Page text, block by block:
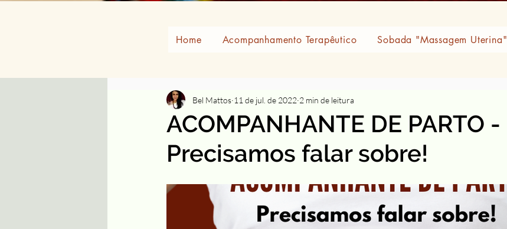
Home Acompanhamento Terapêutico Sobada "Massagem Uterina"
ACOMPANHANTE DE PARTO -
Precisamos falar sobre!
Bel Mattos 11 de jul. de 2022 2 min de leitura